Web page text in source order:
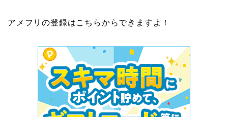
アメフリの登録はこちらからできますよ！